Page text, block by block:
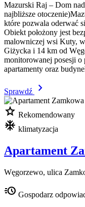
Mazurski Raj – Dom
najbliższe
które pozwala oderwać
Obiekt położony jest
malowniczej wsi Kuty,
Giżycka i 14 km od
monitorowanej posesji o
apartamenty oraz
Sprawdź
chevron_right
star Rekomendowany
mode_cool klimatyzacja
Apartament
Węgorzewo, ulica
acute Gospodarz